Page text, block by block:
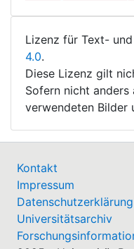
Lizenz für Text-
4.0.
Diese Lizenz gilt
Sofern nicht anders
verwendeten Bilder
Kontakt
Impressum
Datenschutzerklärung
Universitätsarchiv